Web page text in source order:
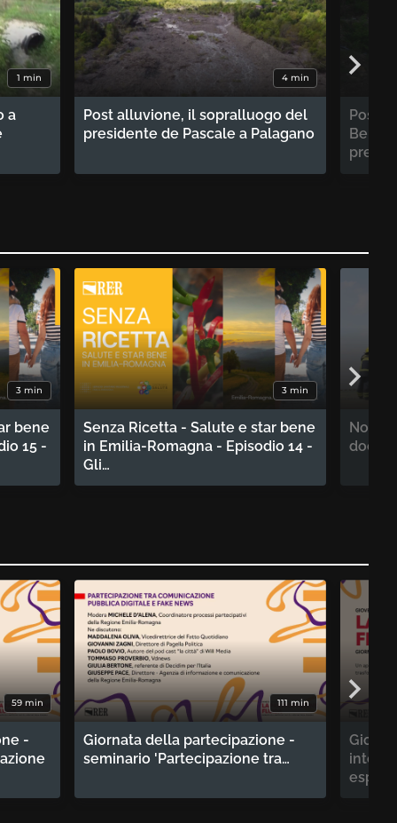
1 min
a
4 min
Post alluvione, il sopralluogo del
presidente de Pascale a Palagano
Post
3 min
bene
15 -
3 min
Senza Ricetta - Salute e star bene
in Emilia-Romagna - Episodio 14 -
Gli…
Non
59 min
-
111 min
Giornata della partecipazione -
seminario 'Partecipazione tra…
esperti